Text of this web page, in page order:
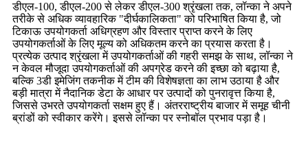
डीएल-100, डीएल-200 से लेकर डीएल-300 श्रृंखला तक, लॉन्का ने अपने
तरीके से अधिक व्यावहारिक "दीर्घकालिकता" को परिभाषित किया है, जो
टिकाऊ उपयोगकर्ता अधिग्रहण और विस्तार प्राप्त करने के लिए
उपयोगकर्ताओं के लिए मूल्य को अधिकतम करने का प्रयास करता है।
प्रत्येक उत्पाद श्रृंखला में उपयोगकर्ताओं की गहरी समझ के साथ, लॉन्का ने
न केवल मौजूदा उपयोगकर्ताओं की अपग्रेड करने की इच्छा को बढ़ाया है,
बल्कि 3डी इमेजिंग तकनीक में टीम की विशेषज्ञता का लाभ उठाया है और
बड़ी मात्रा में नैदानिक ​​​​डेटा के आधार पर उत्पादों को पुनरावृत्त किया है,
जिससे उभरते उपयोगकर्ता सक्षम हुए हैं। अंतरराष्ट्रीय बाजार में समूह चीनी
ब्रांडों को स्वीकार करेंगे। इससे लॉन्का पर स्नोबॉल प्रभाव पड़ा है।